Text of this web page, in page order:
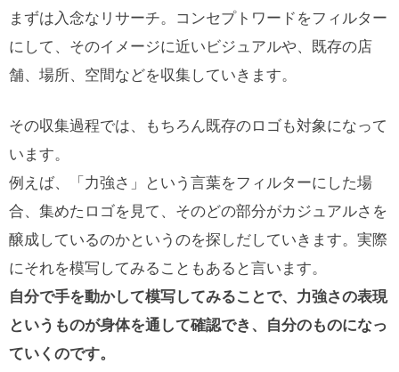
まずは入念なリサーチ。コンセプトワードをフィルター
にして、そのイメージに近いビジュアルや、既存の店
舗、場所、空間などを収集していきます。
その収集過程では、もちろん既存のロゴも対象になって
います。
例えば、「力強さ」という言葉をフィルターにした場
合、集めたロゴを見て、そのどの部分がカジュアルさを
醸成しているのかというのを探しだしていきます。実際
にそれを模写してみることもあると言います。
自分で手を動かして模写してみることで、力強さの表現
というものが身体を通して確認でき、自分のものになっ
ていくのです。